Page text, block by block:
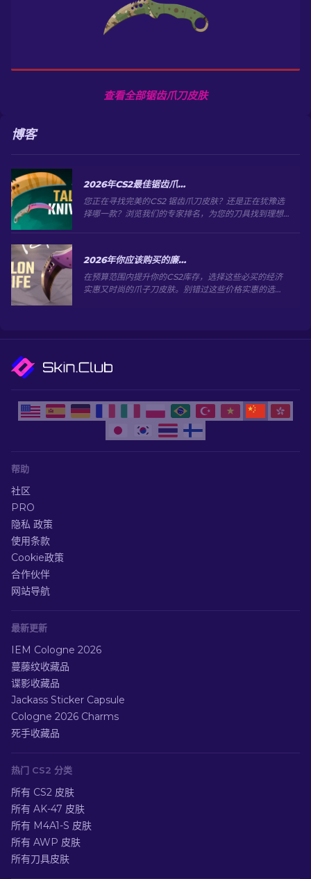
查看全部锯齿爪刀皮肤
博客
2026年CS2最佳锯齿爪刀皮肤精选
您正在寻找完美的CS2 锯齿爪刀皮肤？还是正在犹豫选
择哪一款？浏览我们的专家排名，为您的刀具找到理想
2026年你应该购买的廉价CS2爪子刀外观
在预算范围内提升你的CS2库存，选择这些必买的经济
实惠又时尚的爪子刀皮肤。别错过这些价格实惠的选
帮助
社区
PRO
隐私 政策
使用条款
Cookie政策
合作伙伴
网站导航
最新更新
IEM Cologne 2026
蔓藤纹收藏品
谍影收藏品
Jackass Sticker Capsule
Cologne 2026 Charms
死手收藏品
热门 CS2 分类
所有 CS2 皮肤
所有 AK-47 皮肤
所有 M4A1-S 皮肤
所有 AWP 皮肤
所有刀具皮肤